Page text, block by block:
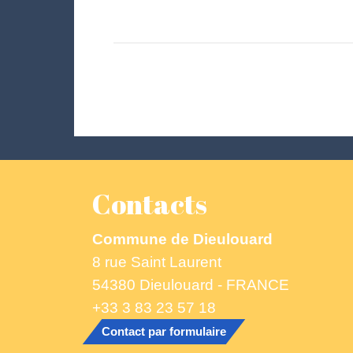
Contacts
Commune de Dieulouard
8 rue Saint Laurent
54380 Dieulouard - FRANCE
+33 3 83 23 57 18
Contact par formulaire